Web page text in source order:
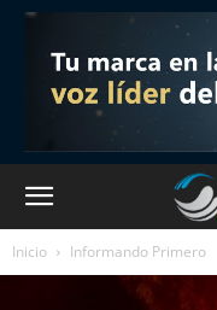
Inicio Informando Primero